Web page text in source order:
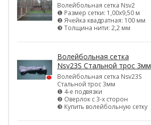
Волейбольная сетка Nsv2
❶ Размер сетки: 1,00х9,50 м
❷ Ячейка квадратная: 100 мм
❸ Толщина нити: 2,2 мм
Волейбольная сетка
Nsv23S Стальной трос 3мм
Волейбольная сетка Nsv23S
Стальной трос 3мм
❶ 4-е подвязки
❷ Оверлок с 3-х сторон
❸ Купить волейбольную сетку